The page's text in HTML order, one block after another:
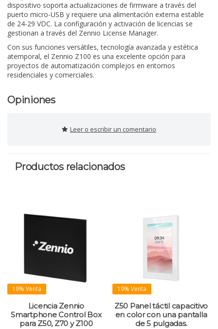
dispositivo soporta actualizaciones de firmware a través del
puerto micro-USB y requiere una alimentación externa estable
de 24-29 VDC. La configuración y activación de licencias se
gestionan a través del Zennio License Manager.
Con sus funciones versátiles, tecnología avanzada y estética
atemporal, el Zennio Z100 es una excelente opción para
proyectos de automatización complejos en entornos
residenciales y comerciales.
Opiniones
Leer o escribir un comentario
Productos relacionados
19% Venta
Licencia Zennio
Smartphone Control Box
para Z50, Z70 y Z100
19% Venta
Z50 Panel táctil capacitivo
en color con una pantalla
de 5 pulgadas.